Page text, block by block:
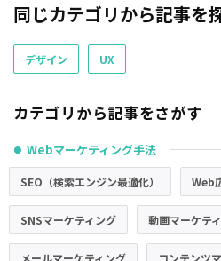
同じカテゴリから記事を
デザイン UX
カテゴリから記事をさがす
● Webマーケティング手法
SEO（検索エンジン最適化） Web
SNSマーケティング 動画マーケテ